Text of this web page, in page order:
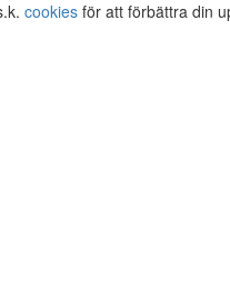
cookies för att förbättra din